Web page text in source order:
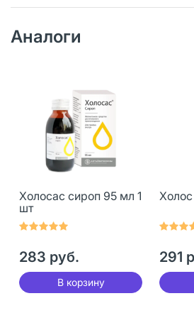
Аналоги
Холосас сироп 95 мл 1
шт
283 руб.
В корзину
Холос
291